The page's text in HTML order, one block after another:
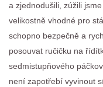
a zjednodušili, zúžili
velikostně vhodné pro
schopno bezpečně a
posouvat ručičku na
sedmistupňového
není zapotřebí vyvinout